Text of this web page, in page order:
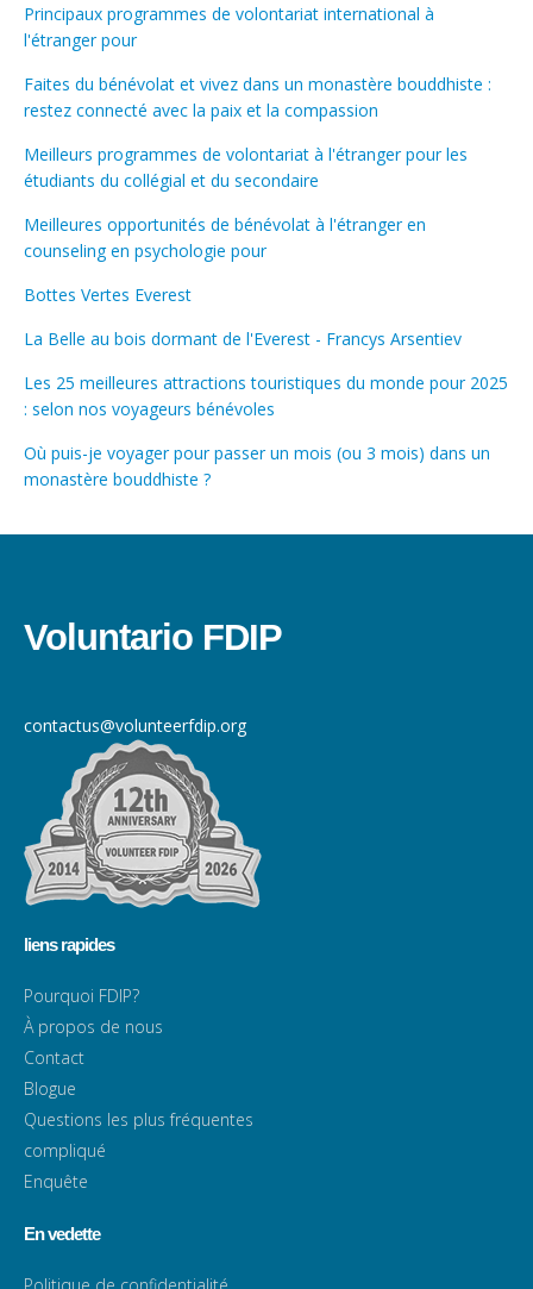
Principaux programmes de volontariat international à
l'étranger pour
Faites du bénévolat et vivez dans un monastère bouddhiste :
restez connecté avec la paix et la compassion
Meilleurs programmes de volontariat à l'étranger pour les
étudiants du collégial et du secondaire
Meilleures opportunités de bénévolat à l'étranger en
counseling en psychologie pour
Bottes Vertes Everest
La Belle au bois dormant de l'Everest - Francys Arsentiev
Les 25 meilleures attractions touristiques du monde pour 2025
: selon nos voyageurs bénévoles
Où puis-je voyager pour passer un mois (ou 3 mois) dans un
monastère bouddhiste ?
Voluntario FDIP
contactus@volunteerfdip.org
liens rapides
Pourquoi FDIP?
À propos de nous
Contact
Blogue
Questions les plus fréquentes
compliqué
Enquête
En vedette
Politique de confidentialité